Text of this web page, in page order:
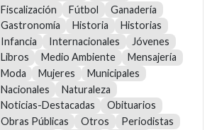
Fiscalización
Fútbol
Ganadería
Gastronomía
Historia
Historias
Infancia
Internacionales
Jóvenes
Libros
Medio Ambiente
Mensajería
Moda
Mujeres
Municipales
Nacionales
Naturaleza
Noticias-Destacadas
Obituarios
Obras Públicas
Otros
Periodistas